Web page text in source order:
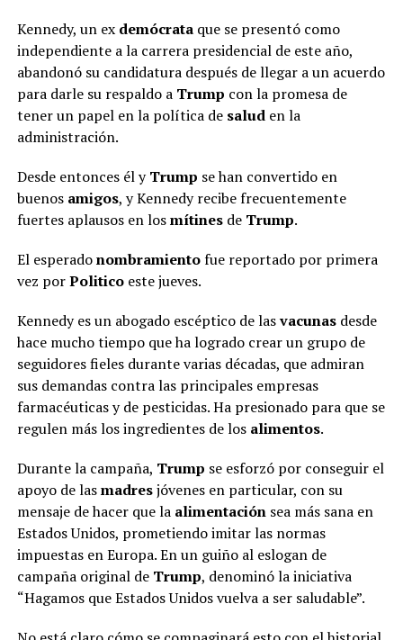
Kennedy, un ex demócrataque se presentó como
independiente a la carrera presidencial de este año,
abandonó su candidatura después de llegar a un acuerdo
para darle su respaldo a Trump con la promesa de
tener un papel en la política de saluden la
administración.
Desde entonces él yTrump se han convertido en
buenos amigos, y Kennedy recibe frecuentemente
fuertes aplausos en losmítinesde Trump.
El esperadonombramientofue reportado por primera
vez porPoliticoeste jueves.
Kennedy es un abogado escéptico de lasvacunasdesde
hace mucho tiempo que ha logrado crear un grupo de
seguidores fieles durante varias décadas, que admiran
sus demandas contra las principales empresas
farmacéuticas y de pesticidas. Ha presionado para que se
regulen más los ingredientes de los alimentos.
Durante la campaña, Trump se esforzó por conseguir el
apoyo de lasmadresjóvenes en particular, con su
mensaje de hacer que la alimentaciónsea más sana en
Estados Unidos, prometiendo imitar las normas
impuestas en Europa. En un guiño al eslogan de
campaña original de Trump, denominó la iniciativa
“Hagamos que Estados Unidos vuelva a ser saludable”.